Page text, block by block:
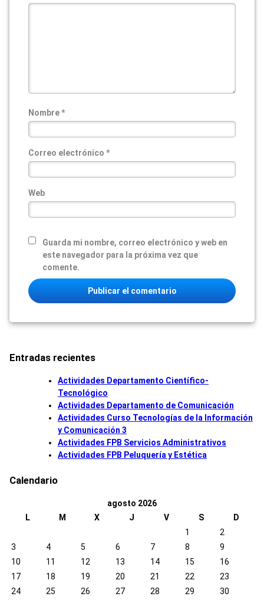
Nombre*
Correo electrónico *
Web
Guarda mi nombre, correo electrónico y web en
este navegador para la próxima vez que
comente.
Entradas recientes
Actividades Departamento Científico-
Tecnológico
Actividades Departamento de Comunicación
Actividades Curso Tecnologías de la Información
y Comunicación 3
Actividades FPB Servicios Administrativos
Actividades FPB Peluquería y Estética
Calendario
agosto 2026
L
M X J V S
D
1
2
3
4 5 6 7 8
9
10
11 12 13 14 15
16
17
18 19 20 21 22
23
24
25 26 27 28 29 30